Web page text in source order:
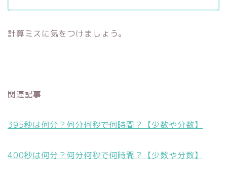
計算ミスに気をつけましょう。
関連記事
395秒は何分？何分何秒で何時間？【少数や分数】
400秒は何分？何分何秒で何時間？【少数や分数】